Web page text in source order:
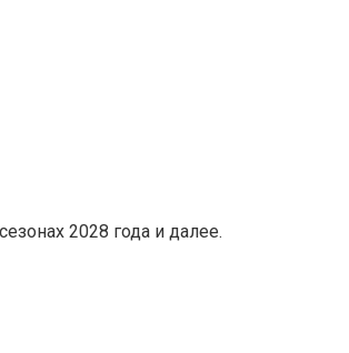
2028 года и далее.